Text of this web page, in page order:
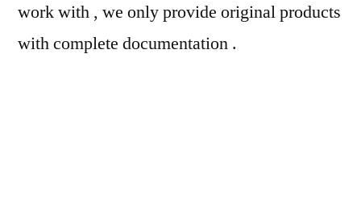
work with , we only provide original products
with complete documentation .